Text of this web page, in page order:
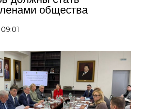
общества
09:01